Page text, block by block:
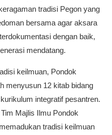
tradisi Pegon yang
bersama agar aksara
dengan baik,
mendatang.
keilmuan, Pondok
menyusun 12 kitab bidang
integratif pesantren.
Majlis Ilmu Pondok
tradisi keilmuan